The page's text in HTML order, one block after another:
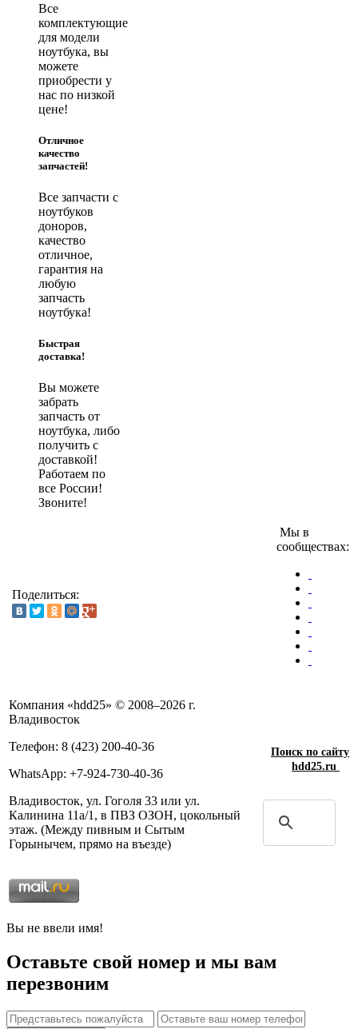
Все
комплектующие
для модели
ноутбука, вы
можете
приобрести у
нас по низкой
цене!
Отличное
качество
запчастей!
Все запчасти с
ноутбуков
доноров,
качество
отличное,
гарантия на
любую
запчасть
ноутбука!
Быстрая
доставка!
Вы можете
забрать
запчасть от
ноутбука, либо
получить с
доставкой!
Работаем по
все России!
Звоните!
Поделиться:
Мы в
сообществах:
Компания «hdd25» © 2008–2026 г.
Владивосток
Телефон: 8 (423) 200-40-36
WhatsApp: +7-924-730-40-36
Владивосток, ул. Гоголя 33 или ул.
Калинина 11а/1, в ПВЗ ОЗОН, цокольный
этаж. (Между пивным и Сытым
Горынычем, прямо на въезде)
Поиск по сайту
hdd25.ru
Вы не ввели имя!
Оставьте свой номер и мы вам
перезвоним